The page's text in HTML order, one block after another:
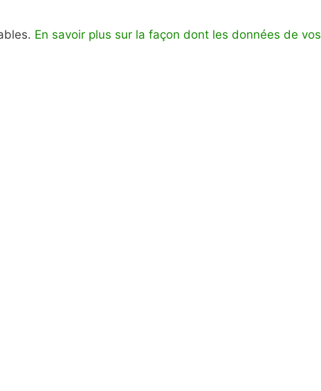
En savoir plus sur la façon dont les données de vos